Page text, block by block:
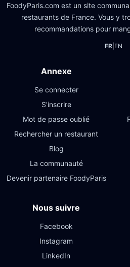
FoodyParis.com est un site
restaurants de France. Vous y
recommandations pour
FR| EN
Annexe
Se connecter
S'inscrire
Mot de passe oublié
Rechercher un restaurant
Blog
La communauté
Devenir partenaire FoodyParis
Nous suivre
Facebook
Instagram
LinkedIn